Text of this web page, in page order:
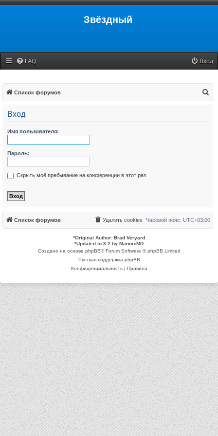
Звёздный
FAQ Вход
Список форумов
Вход
Имя пользователя:
Пароль:
Скрыть моё пребывание на конференции в этот раз
Список форумов Часовой пояс: UTC+03:00
Удалить cookies
*Original Author: Brad Veryard
*Updated to 3.2 by MannixMD
Создано на основе phpBB® Forum Software © phpBB Limited
Русская поддержка phpBB
Конфиденциальность| Правила